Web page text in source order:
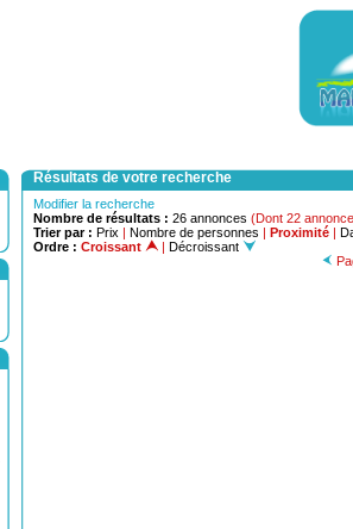
Résultats de votre recherche
Modifier la recherche
Nombre de résultats : 26 annonces (Dont 22
Trier par : Prix | Nombre de personnes | Proximité |
Ordre : Croissant | Décroissant